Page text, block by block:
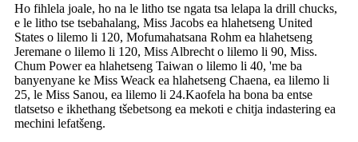
Ho fihlela joale, ho na le litho tse ngata tsa lelapa la drill chucks,
e le litho tse tsebahalang, Miss Jacobs ea hlahetseng United
States o lilemo li 120, Mofumahatsana Rohm ea hlahetseng
Jeremane o lilemo li 120, Miss Albrecht o lilemo li 90, Miss.
Chum Power ea hlahetseng Taiwan o lilemo li 40, 'me ba
banyenyane ke Miss Weack ea hlahetseng Chaena, ea lilemo li
25, le Miss Sanou, ea lilemo li 24.Kaofela ha bona ba entse
tlatsetso e ikhethang tšebetsong ea mekoti e chitja indastering ea
mechini lefatšeng.